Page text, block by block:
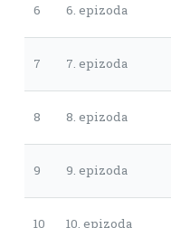
6 6. epizoda
7 7. epizoda
8 8. epizoda
9 9. epizoda
10 10. epizoda